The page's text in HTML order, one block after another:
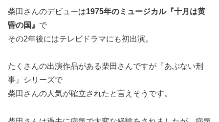
柴田さんのデビューは1975年のミュージカル『十月は黄
昏の国』 で
その2年後にはテレビドラマにも初出演。
たくさんの出演作品がある柴田さんですが『あぶない刑
事』シリーズで
柴田さんの人気が確立されたと言えそうです。